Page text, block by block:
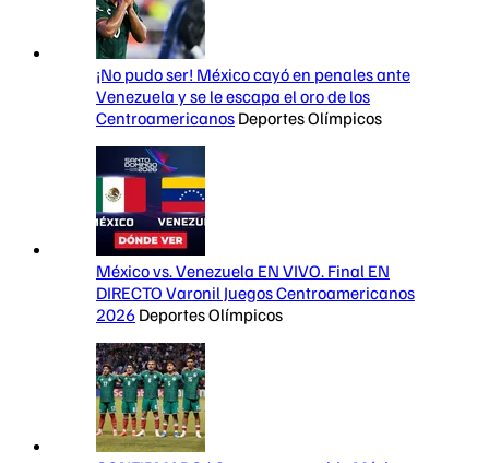
¡No pudo ser! México cayó en penales ante
Venezuela y se le escapa el oro de los
Centroamericanos Deportes Olímpicos
México vs. Venezuela EN VIVO. Final EN
DIRECTO Varonil Juegos Centroamericanos
2026 Deportes Olímpicos